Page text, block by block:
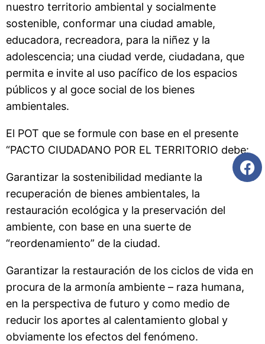
nuestro territorio ambiental y socialmente
sostenible, conformar una ciudad amable,
educadora, recreadora, para la niñez y la
adolescencia; una ciudad verde, ciudadana, que
permita e invite al uso pacífico de los espacios
públicos y al goce social de los bienes
ambientales.
El POT que se formule con base en el presente
“PACTO CIUDADANO POR EL TERRITORIO debe:
Garantizar la sostenibilidad mediante la
recuperación de bienes ambientales, la
restauración ecológica y la preservación del
ambiente, con base en una suerte de
“reordenamiento” de la ciudad.
Garantizar la restauración de los ciclos de vida en
procura de la armonía ambiente – raza humana,
en la perspectiva de futuro y como medio de
reducir los aportes al calentamiento global y
obviamente los efectos del fenómeno.